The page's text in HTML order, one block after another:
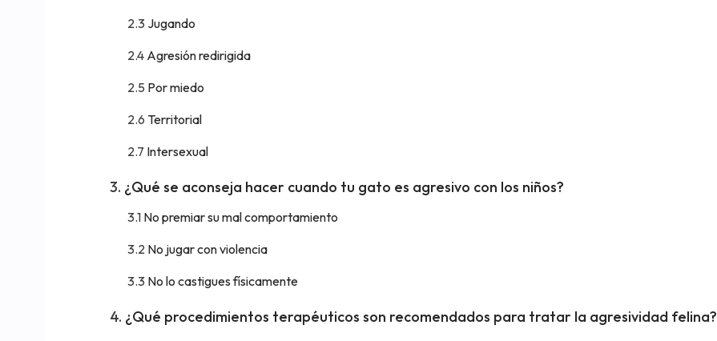
Jugando
Agresión redirigida
Por miedo
Territorial
Intersexual
¿Qué se aconseja hacer cuando tu gato es agresivo con los niños?
No premiar su mal comportamiento
No jugar con violencia
No lo castigues físicamente
¿Qué procedimientos terapéuticos son recomendados para tratar la agresividad felina?